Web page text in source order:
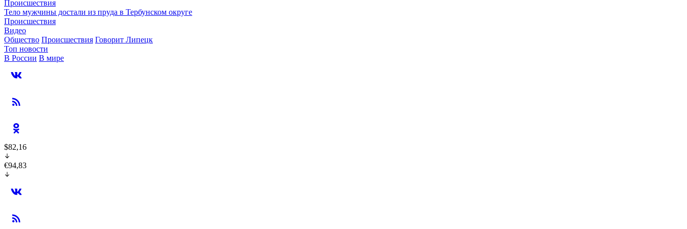
Происшествия
Тело мужчины достали из пруда в Тербунском округе
Происшествия
Видео
Общество Происшествия Говорит Липецк
Топ новости
В России В мире
$82,16
€94,83